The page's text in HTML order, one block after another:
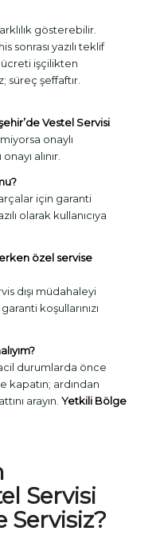
gösterebilir.
sonrası yazılı teklif
işçilikten
süreç şeffaftır.
Vestel Servisi
onaylı
alınır.
için garanti
olarak kullanıcıya
özel servise
dışı müdahaleyi
koşullarınızı
acil durumlarda önce
kapatın; ardından
arayın. Yetkili Bölge
Servisi
Servisiz?